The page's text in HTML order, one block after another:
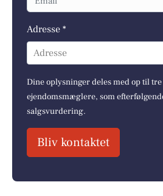
Adresse *
Adresse
Dine oplysninger deles med op til
ejendomsmæglere, som
salgsvurdering.
Bliv kontaktet